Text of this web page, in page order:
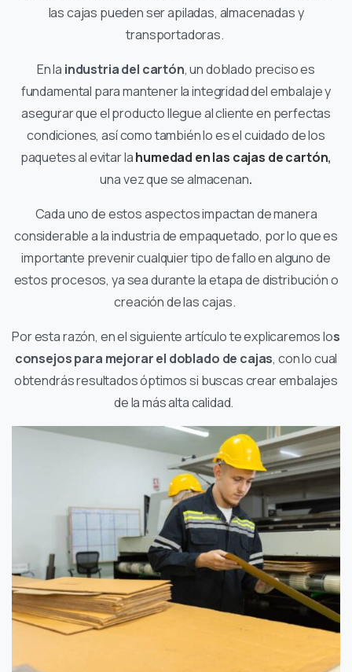
las cajas pueden ser apiladas, almacenadas y
transportadoras.
En la industria del cartón, un doblado preciso es
fundamental para mantener la integridad del embalaje y
asegurar que el producto llegue al cliente en perfectas
condiciones, así como también lo es el cuidado de los
paquetes al evitar lahumedad en las cajas de cartón,
una vez que se almacenan.
Cada uno de estos aspectos impactan de manera
considerable a la industria de empaquetado, por lo que es
importante prevenir cualquier tipo de fallo en alguno de
estos procesos, ya sea durante la etapa de distribución o
creación de las cajas.
Por esta razón, en el siguiente artículo te explicaremos los
consejos para mejorar el doblado de cajas, con lo cual
obtendrás resultados óptimos si buscas crear embalajes
de la más alta calidad.